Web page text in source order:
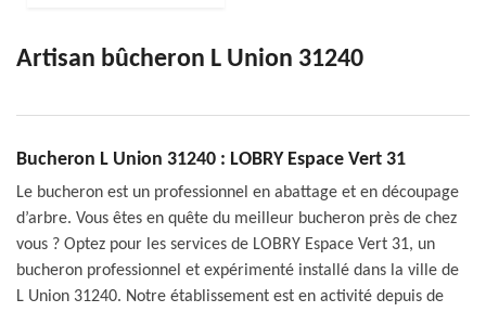
Artisan bûcheron L Union 31240
Bucheron L Union 31240 : LOBRY Espace Vert 31
Le bucheron est un professionnel en abattage et en découpage
d’arbre. Vous êtes en quête du meilleur bucheron près de chez
vous ? Optez pour les services de LOBRY Espace Vert 31, un
bucheron professionnel et expérimenté installé dans la ville de
L Union 31240. Notre établissement est en activité depuis de